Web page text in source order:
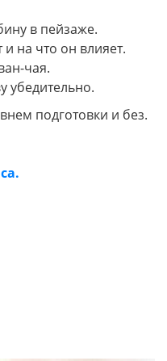
в пейзаже.
и на что он влияет.
чая.
убедительно.
подготовки и без.